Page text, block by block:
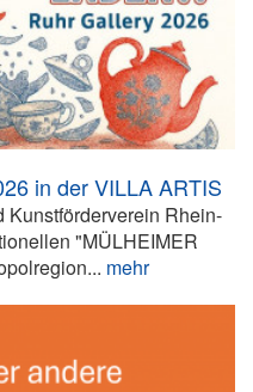
in der VILLA ARTIS
Kunstförderverein Rhein-
"MÜLHEIMER
mehr